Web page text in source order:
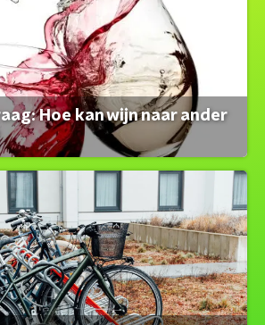
Hoe kan wijn naar ander